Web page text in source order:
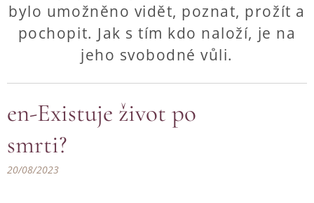
bylo umožněno vidět, poznat, prožít a
pochopit. Jak s tím kdo naloží, je na
jeho svobodné vůli.
en-Existuje život po
smrti?
20/08/2023